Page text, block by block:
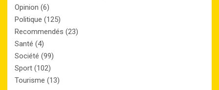
Opinion (6)
Politique (125)
Recommendés (23)
Santé (4)
Société (99)
Sport (102)
Tourisme (13)